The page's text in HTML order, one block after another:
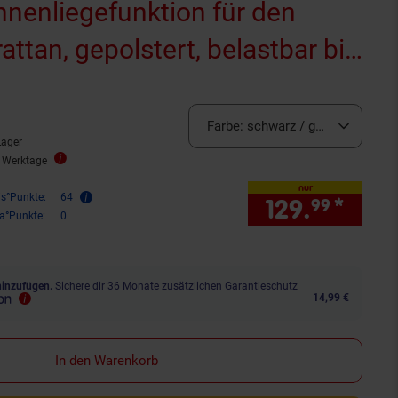
für den
gepolstert, belastbar bis
Werktage
64
0
Farbe: schwarz / grau
nur
129.99 *
Sichere dir 36 Monate zusätzlichen Garantieschutz
14,99 €
In den Warenkorb